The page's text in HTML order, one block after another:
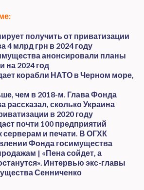
получить от приватизации
4 млрд грн в 2024 году
анонсировали планы
на 2024 год
корабли НАТО в Черном море,
чем в 2018-м. Глава Фонда
рассказал, сколько Украина
в 2020 году
почти 100 предприятий
серверам и печати. В ОГХК
Фонда госимущества
| «Пена сойдет, а
Интервью экс-главы
Сенниченко